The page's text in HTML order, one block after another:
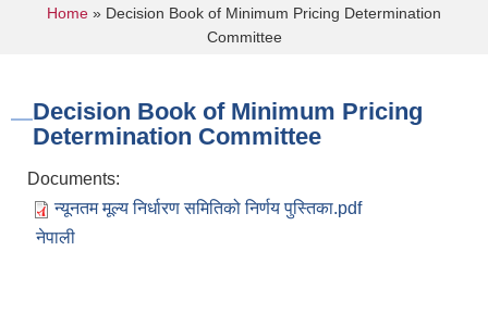
You are here
Home » Decision Book of Minimum Pricing Determination
Committee
Decision Book of Minimum Pricing
Determination Committee
Documents:
न्यूनतम मूल्य निर्धारण समितिको निर्णय पुस्तिका.pdf
नेपाली